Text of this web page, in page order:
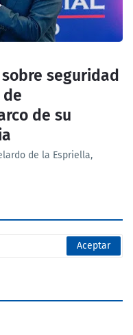
seguridad
de su
de la Espriella,